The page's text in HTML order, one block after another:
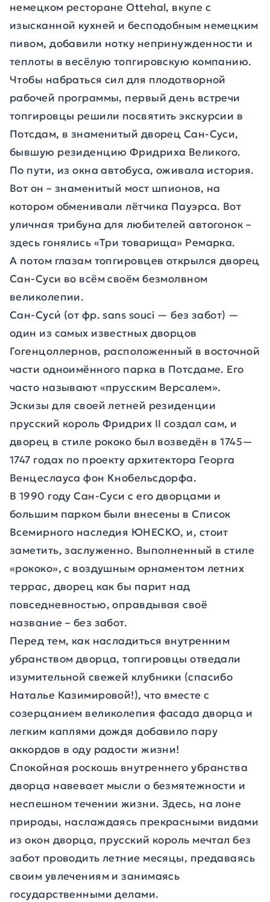
немецком ресторане Ottehal, вкупе с
изысканной кухней и бесподобным немецким
пивом, добавили нотку непринужденности и
теплоты в весёлую топгировскую компанию.
Чтобы набраться сил для плодотворной
рабочей программы, первый день встречи
топгировцы решили посвятить экскурсии в
Потсдам, в знаменитый дворец Сан-Суси,
бывшую резиденцию Фридриха Великого.
По пути, из окна автобуса, оживала история.
Вот он – знаменитый мост шпионов, на
котором обменивали лётчика Пауэрса. Вот
уличная трибуна для любителей автогонок –
здесь гонялись «Три товарища» Ремарка.
А потом глазам топгировцев открылся дворец
Сан-Суси во всём своём безмолвном
великолепии.
Сан-Суси́ (от фр. sans souci — без забот) —
один из самых известных дворцов
Гогенцоллернов, расположенный в восточной
части одноимённого парка в Потсдаме. Его
часто называют «прусским Версалем».
Эскизы для своей летней резиденции
прусский король Фридрих II создал сам, и
дворец в стиле рококо был возведён в 1745—
1747 годах по проекту архитектора Георга
Венцеслауса фон Кнобельсдорфа.
В 1990 году Сан-Суси с его дворцами и
большим парком были внесены в Список
Всемирного наследия ЮНЕСКО, и, стоит
заметить, заслуженно. Выполненный в стиле
«рококо», с воздушным орнаментом летних
террас, дворец как бы парит над
повседневностью, оправдывая своё
название – без забот.
Перед тем, как насладиться внутренним
убранством дворца, топгировцы отведали
изумительной свежей клубники (спасибо
Наталье Казимировой!), что вместе с
созерцанием великолепия фасада дворца и
легким каплями дождя добавило пару
аккордов в оду радости жизни!
Спокойная роскошь внутреннего убранства
дворца навевает мысли о безмятежности и
неспешном течении жизни. Здесь, на лоне
природы, наслаждаясь прекрасными видами
из окон дворца, прусский король мечтал без
забот проводить летние месяцы, предаваясь
своим увлечениям и занимаясь
государственными делами.